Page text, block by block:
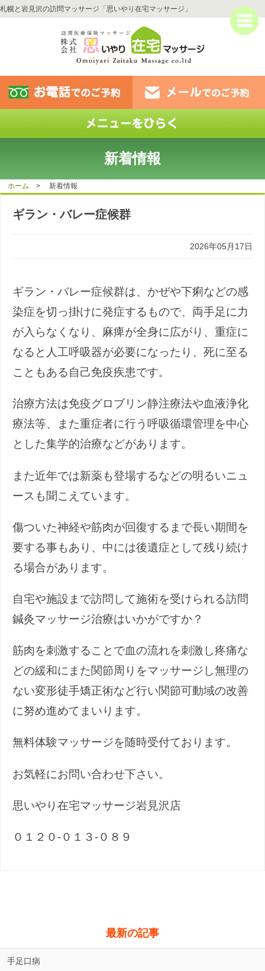
札幌と岩見沢の訪問マッサージ「思いやり在宅マッサージ」
新着情報
ホーム > 新着情報
ギラン・バレー症候群
2026年05月17日
ギラン・バレー症候群は、かぜや下痢などの感
染症を切っ掛けに発症するもので、両手足に力
が入らなくなり、麻痺が全身に広がり、重症に
なると人工呼吸器が必要になったり、死に至る
こともある自己免疫疾患です。
治療方法は免疫グロブリン静注療法や血液浄化
療法等、また重症者に行う呼吸循環管理を中心
とした集学的治療などがあります。
また近年では新薬も登場するなどの明るいニュ
ースも聞こえています。
傷ついた神経や筋肉が回復するまで長い期間を
要する事もあり、中には後遺症として残り続け
る場合があります。
自宅や施設まで訪問して施術を受けられる訪問
鍼灸マッサージ治療はいかがですか？
筋肉を刺激することで血の流れを刺激し疼痛な
どの緩和にまた関節周りをマッサージし無理の
ない変形徒手矯正術など行い関節可動域の改善
に努め進めてまいります。
無料体験マッサージを随時受付ております。
お気軽にお問い合わせ下さい。
思いやり在宅マッサージ岩見沢店
０１２０-０１３-０８９
最新の記事
手足口病